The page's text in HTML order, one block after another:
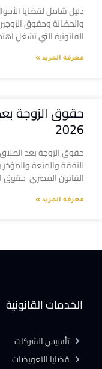
دليل شامل لقضايا
والحضانة وحقوق
القانونية التي تشغل
معرفة المزيد »
حقوق الزوجة
2026
للنفقة والمتعة
القانون المصري حقوق
معرفة المزيد »
الخدمات القانونية
تأسيس الشركات
قضايا التعويضات